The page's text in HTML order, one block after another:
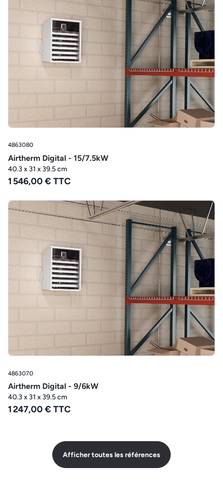
4863080
Airtherm Digital - 15/7.5kW
40.3 x 31 x 39.5 cm
1 546,00 € TTC
4863070
Airtherm Digital - 9/6kW
40.3 x 31 x 39.5 cm
1 247,00 € TTC
Afficher toutes les références